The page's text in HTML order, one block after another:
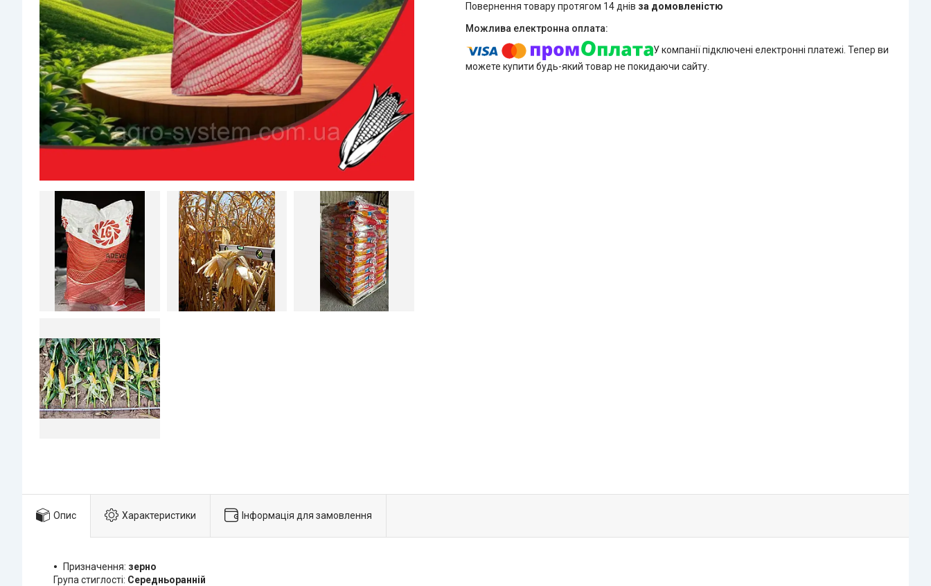
повернення товару протягом 14 днів за домовленістю
У компанії підключені електронні платежі. Тепер ви
можете купити будь-який товар не покидаючи сайту.
Опис Характеристики Інформація для замовлення
Призначення: зерно
Група стиглості: Середньоранній